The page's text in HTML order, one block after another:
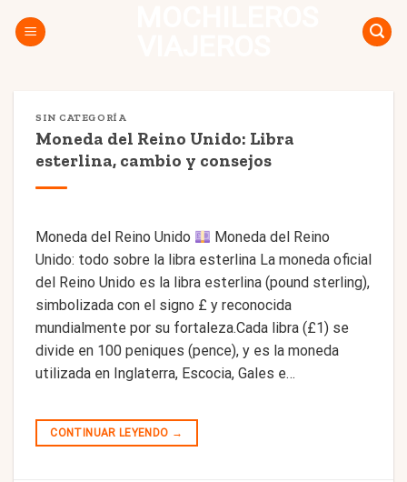
SIN CATEGORÍA
Moneda del Reino Unido: Libra
esterlina, cambio y consejos
Moneda del Reino Unido
Moneda del Reino
Unido: todo sobre la libra esterlina La moneda oficial
del Reino Unido es la libra esterlina (pound sterling),
simbolizada con el signo £ y reconocida
mundialmente por su fortaleza.Cada libra (£1) se
divide en 100 peniques (pence), y es la moneda
utilizada en Inglaterra, Escocia, Gales e…
CONTINUAR LEYENDO →